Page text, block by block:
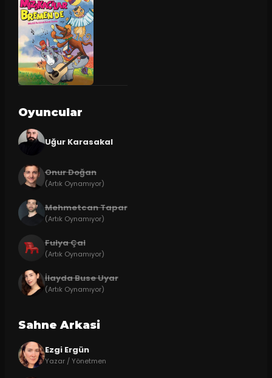
Oyuncular
Uğur Karasakal
Onur Doğan
(Artık Oynamıyor)
Mehmetcan Tapar
(Artık Oynamıyor)
Fulya Çal
(Artık Oynamıyor)
İlayda Buse Uyar
(Artık Oynamıyor)
Sahne Arkasi
Ezgi Ergün
Yazar / Yönetmen